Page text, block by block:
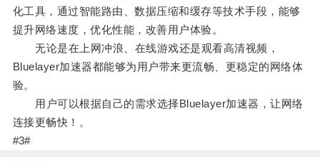
化工具，通过智能路由、数据压缩和缓存等技术手段，能够
提升网络速度，优化性能，改善用户体验。
无论是在上网冲浪、在线游戏还是观看高清视频，
Bluelayer加速器都能够为用户带来更流畅、更稳定的网络体
验。
用户可以根据自己的需求选择Bluelayer加速器，让网络
连接更畅快！。
#3#